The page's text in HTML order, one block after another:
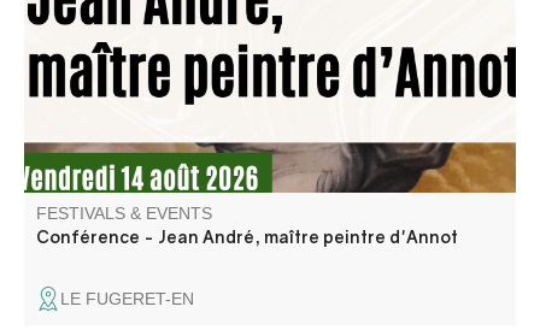
œuvres qu’il a laissées dans nos villages qui nous parlent
le mieux de lui. Un peintre de son temps…entre tradition
et modernité.
FESTIVALS & EVENTS
Conférence - Jean André, maître peintre d'Annot
LE FUGERET-EN